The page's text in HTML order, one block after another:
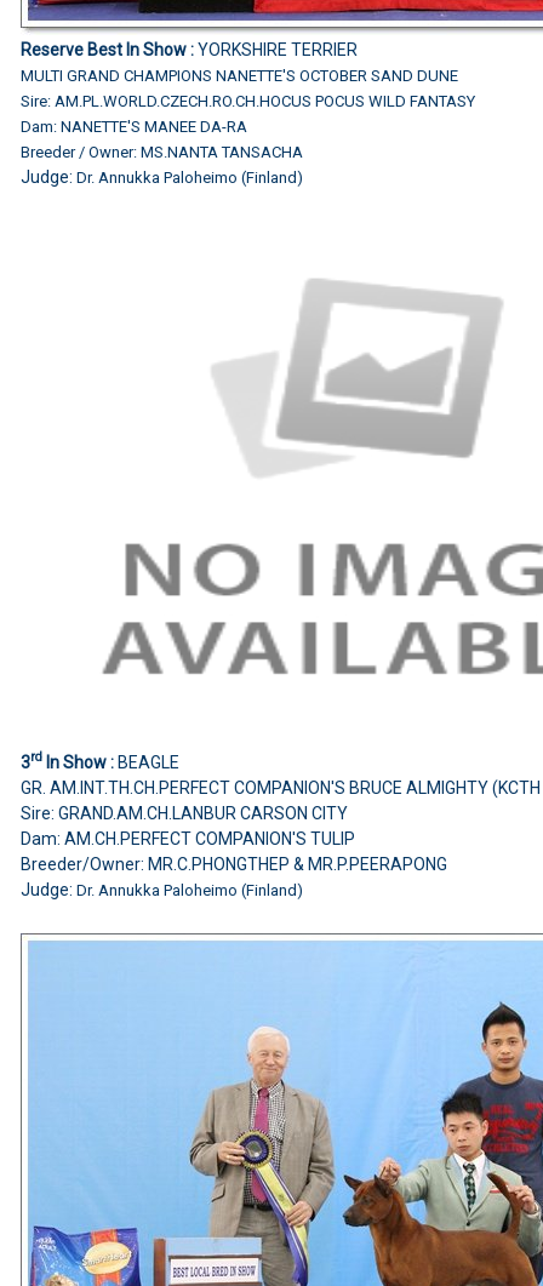
Reserve Best In Show :YORKSHIRE TERRIER
MULTI GRAND CHAMPIONS NANETTE'S OCTOBER SAND DUNE
Sire: AM.PL.WORLD.CZECH.RO.CH.HOCUS POCUS WILD FANTASY
Dam: NANETTE'S MANEE DA-RA
Breeder / Owner: MS.NANTA TANSACHA
Judge: Dr. Annukka Paloheimo (Finland)
3rd In Show :BEAGLE
GR. AM.INT.TH.CH.PERFECT COMPANION'S BRUCE ALMIGHTY
Sire: GRAND.AM.CH.LANBUR CARSON CITY
Dam: AM.CH.PERFECT COMPANION'S TULIP
Breeder/Owner: MR.C.PHONGTHEP & MR.P.PEERAPONG
Judge: Dr. Annukka Paloheimo (Finland)